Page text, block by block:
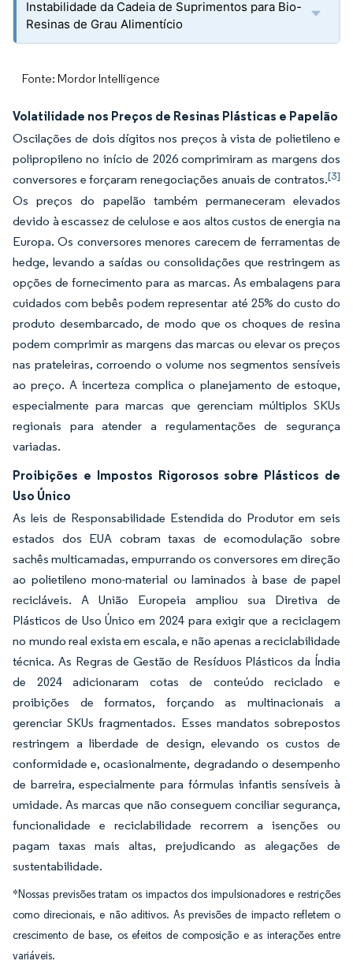
Instabilidade da Cadeia de Suprimentos para Bio-
Resinas de Grau Alimentício
Fonte: Mordor Intelligence
Volatilidade nos Preços de Resinas Plásticas e Papelão
Oscilações de dois dígitos nos preços à vista de polietileno e
polipropileno no início de 2026 comprimiram as margens dos
conversores e forçaram renegociações anuais de contratos.[3]
Os preços do papelão também permaneceram elevados
devido à escassez de celulose e aos altos custos de energia na
Europa. Os conversores menores carecem de ferramentas de
hedge, levando a saídas ou consolidações que restringem as
opções de fornecimento para as marcas. As embalagens para
cuidados com bebês podem representar até 25% do custo do
produto desembarcado, de modo que os choques de resina
podem comprimir as margens das marcas ou elevar os preços
nas prateleiras, corroendo o volume nos segmentos sensíveis
ao preço. A incerteza complica o planejamento de estoque,
especialmente para marcas que gerenciam múltiplos SKUs
regionais para atender a regulamentações de segurança
variadas.
Proibições e Impostos Rigorosos sobre Plásticos de
Uso Único
As leis de Responsabilidade Estendida do Produtor em seis
estados dos EUA cobram taxas de ecomodulação sobre
sachês multicamadas, empurrando os conversores em direção
ao polietileno mono-material ou laminados à base de papel
recicláveis. A União Europeia ampliou sua Diretiva de
Plásticos de Uso Único em 2024 para exigir que a reciclagem
no mundo real exista em escala, e não apenas a reciclabilidade
técnica. As Regras de Gestão de Resíduos Plásticos da Índia
de 2024 adicionaram cotas de conteúdo reciclado e
proibições de formatos, forçando as multinacionais a
gerenciar SKUs fragmentados. Esses mandatos sobrepostos
restringem a liberdade de design, elevando os custos de
conformidade e, ocasionalmente, degradando o desempenho
de barreira, especialmente para fórmulas infantis sensíveis à
umidade. As marcas que não conseguem conciliar segurança,
funcionalidade e reciclabilidade recorrem a isenções ou
pagam taxas mais altas, prejudicando as alegações de
sustentabilidade.
*Nossas previsões tratam os impactos dos impulsionadores e restrições
como direcionais, e não aditivos. As previsões de impacto refletem o
crescimento de base, os efeitos de composição e as interações entre
variáveis.